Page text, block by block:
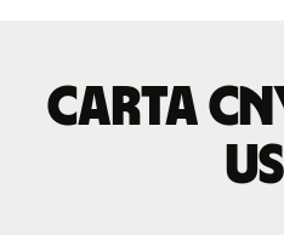
Carta